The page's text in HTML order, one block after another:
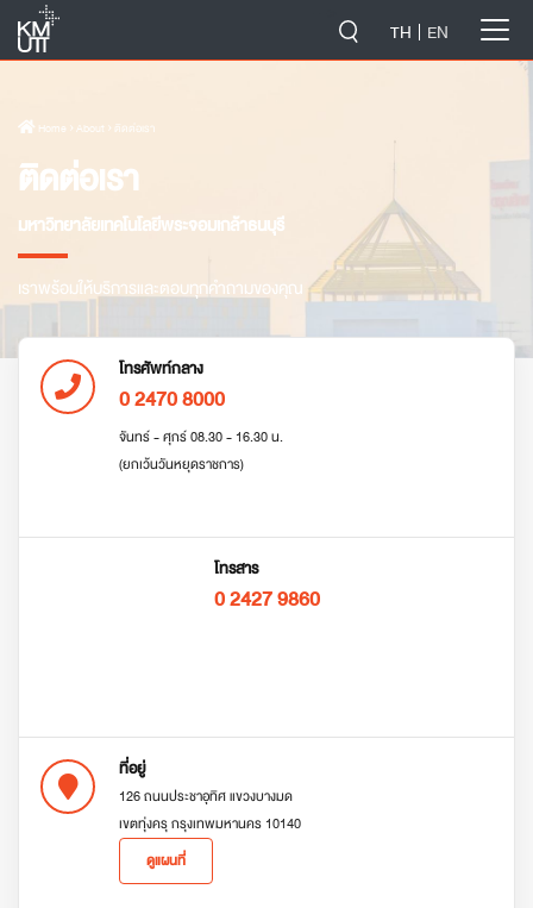
TH EN
Home › About › ติดต่อเรา
ติดต่อเรา
มหาวิทยาลัยเทคโนโลยีพระจอมเกล้าธนบุรี
เราพร้อมให้บริการและตอบทุกคำถามของคุณ
โทรศัพท์กลาง
0 2470 8000
จันทร์ - ศุกร์ 08.30 - 16.30 น.
(ยกเว้นวันหยุดราชการ)
โทรสาร
0 2427 9860
ที่อยู่
126 ถนนประชาอุทิศ แขวงบางมด
เขตทุ่งครุ กรุงเทพมหานคร 10140
ดูแผนที่